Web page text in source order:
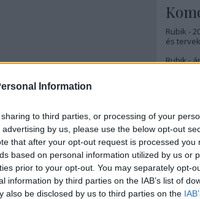
Information
to third parties, or processing of your
by us, please use the below opt-out
that after your opt-out request is processed you
based on personal information utilized by us or
prior to your opt-out. You may separately opt-
information by third parties on the IAB’s list of
also be disclosed by us to third parties on the
Rubik -
és
Rubik -
Rubik -
Rubik -
Rubik -